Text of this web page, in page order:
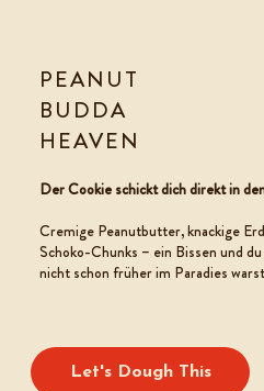
PEANUT
BUDDA
HEAVEN
Der Cookie schickt dich direkt in
Cremige Peanutbutter, knackige
Schoko-Chunks – ein Bissen und
nicht schon früher im Paradies
Let's Dough This